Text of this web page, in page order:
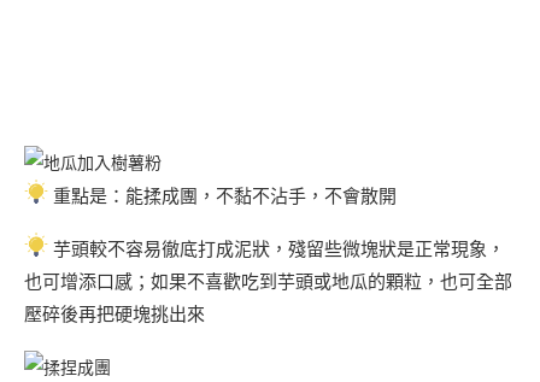
重點是：能揉成團，不黏不沾手，不會散開
芋頭較不容易徹底打成泥狀，殘留些微塊狀是正常現象，
也可增添口感；如果不喜歡吃到芋頭或地瓜的顆粒，也可全部
壓碎後再把硬塊挑出來